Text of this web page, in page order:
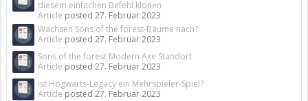
diesem einfachen Befehl klonen
Article posted 27. Februar 2023
Wachsen Sons of the forest-Bäume nach?
Article posted 27. Februar 2023
Sons of the forest Modern Axe Standort
Article posted 27. Februar 2023
Ist Hogwarts-Legacy ein Mehrspieler-Spiel?
Article posted 27. Februar 2023